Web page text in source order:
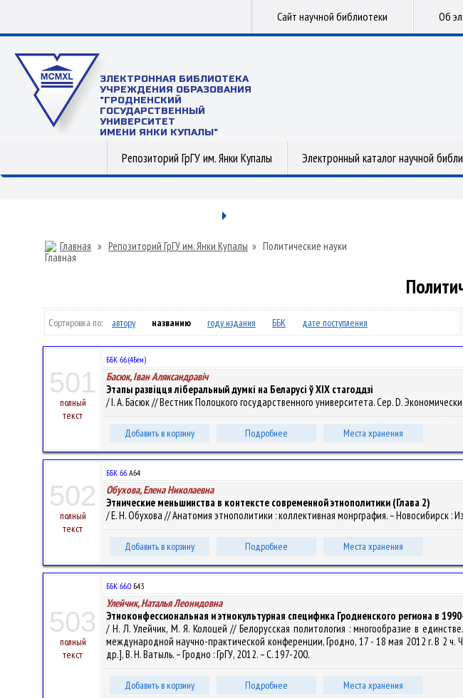
Сайт научной библиотеки Об
ЭЛЕКТРОННАЯ БИБЛИОТЕКА
УЧРЕЖДЕНИЯ ОБРАЗОВАНИЯ
"ГРОДНЕНСКИЙ
ГОСУДАРСТВЕННЫЙ
УНИВЕРСИТЕТ
ИМЕНИ ЯНКИ КУПАЛЫ"
Репозиторий ГрГУ им. Янки Купалы Электронный каталог научной
Главная » Репозиторий ГрГУ им. Янки Купалы » Политические науки
Сортировка по: автору названию году издания ББК дате поступления
501
полный
текст
ББК 66.(4Беи)
Басюк, Іван Аляксандравіч
Этапы развіцця ліберальный думкі на Беларусі ў ХІХ стагоддзі
/ І. А. Басюк // Вестник Полоцкого государственного университета. Сер. D.
Добавить в корзину Подробнее Места хранения
502
полный
текст
ББК 66.А64
Обухова, Елена Николаевна
Этнические меньшинства в контексте современной этнополитики (Глава 2)
/ Е. Н. Обухова // Анатомия этнополитики : коллективная монрграфия. – Новосибирск :
Добавить в корзину Подробнее Места хранения
503
полный
текст
ББК 66.0 Б43
Улейчик, Наталья Леонидовна
Этноконфессиональная и этнокультурная специфика Гродненского региона в
/ Н. Л. Улейчик, М. Я. Колоцей // Белорусская политология : многообразие в
международной научно-практической конференции, Гродно, 17 - 18 мая 2012 г. В 2
др.], В. Н. Ватыль. – Гродно : ГрГУ, 2012. – С. 197-200.
Добавить в корзину Подробнее Места хранения